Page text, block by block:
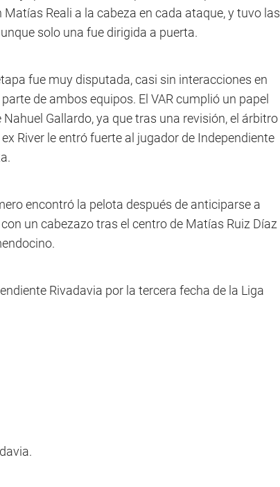
Reali a la cabeza en cada ataque, y tuvo las
solo una fue dirigida a puerta.
fue muy disputada, casi sin interacciones en
de ambos equipos. El VAR cumplió un papel
Gallardo, ya que tras una revisión, el árbitro
River le entró fuerte al jugador de Independiente
encontró la pelota después de anticiparse a
un cabezazo tras el centro de Matías Ruiz Díaz
Rivadavia por la tercera fecha de la Liga